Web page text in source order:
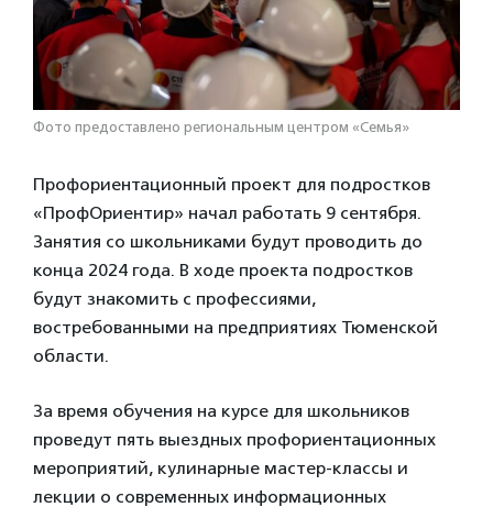
Фото предоставлено региональным центром «Семья»
Профориентационный проект для подростков
«ПрофОриентир» начал работать 9 сентября.
Занятия со школьниками будут проводить до
конца 2024 года. В ходе проекта подростков
будут знакомить с профессиями,
востребованными на предприятиях Тюменской
области.
За время обучения на курсе для школьников
проведут пять выездных профориентационных
мероприятий, кулинарные мастер-классы и
лекции о современных информационных